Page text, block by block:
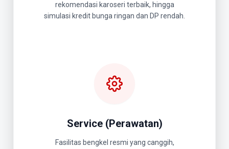
rekomendasi karoseri terbaik, hingga
simulasi kredit bunga ringan dan DP rendah.
Service (Perawatan)
Fasilitas bengkel resmi yang canggih,